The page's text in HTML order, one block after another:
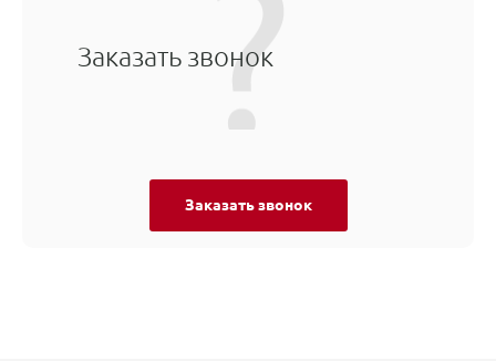
Заказать звонок
Заказать звонок